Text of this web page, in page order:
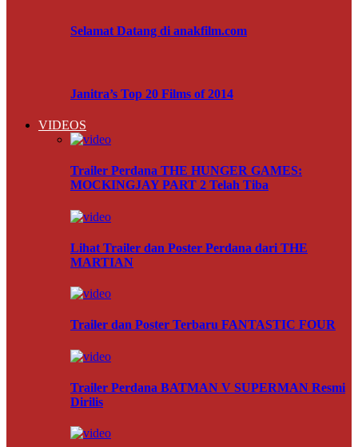
Selamat Datang di anakfilm.com
Janitra’s Top 20 Films of 2014
VIDEOS
Trailer Perdana THE HUNGER GAMES:
MOCKINGJAY PART 2 Telah Tiba
Lihat Trailer dan Poster Perdana dari THE
MARTIAN
Trailer dan Poster Terbaru FANTASTIC FOUR
Trailer Perdana BATMAN V SUPERMAN Resmi
Dirilis